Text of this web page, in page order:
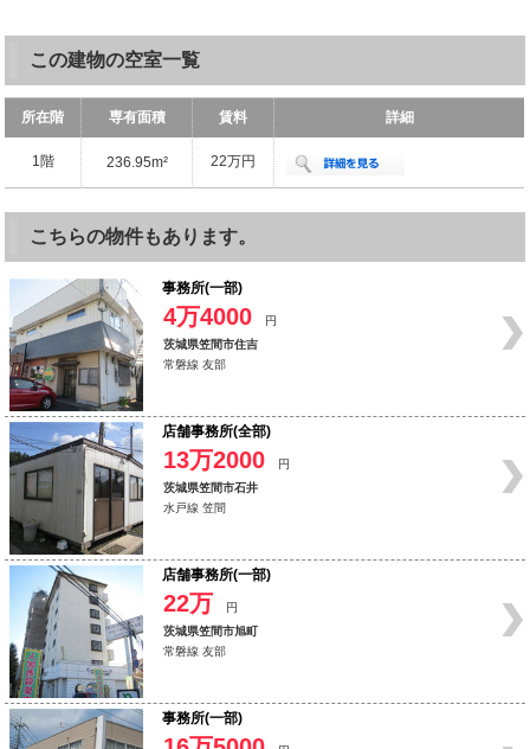
この建物の空室一覧
所在階 専有面積 賃料 詳細
1階 236.95m² 22万円
こちらの物件もあります。
事務所(一部)
4万4000
円
茨城県笠間市住吉
常磐線 友部
店舗事務所(全部)
13万2000
円
茨城県笠間市石井
水戸線 笠間
店舗事務所(一部)
22万
円
茨城県笠間市旭町
常磐線 友部
事務所(一部)